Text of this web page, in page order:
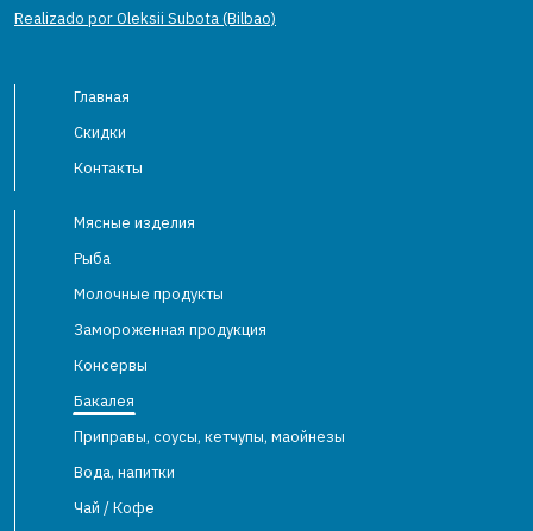
Realizado por Oleksii Subota (Bilbao)
Главная
Скидки
Контакты
Мясные изделия
Рыба
Молочные продукты
Замороженная продукция
Консервы
Бакалея
Приправы, соусы, кетчупы, маойнезы
Вода, напитки
Чай / Кофе